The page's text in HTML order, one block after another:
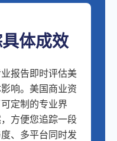
体成效
报告即时评估美
响。美国商业资
定制的专业界
方便您追踪一段
、多平台同时发